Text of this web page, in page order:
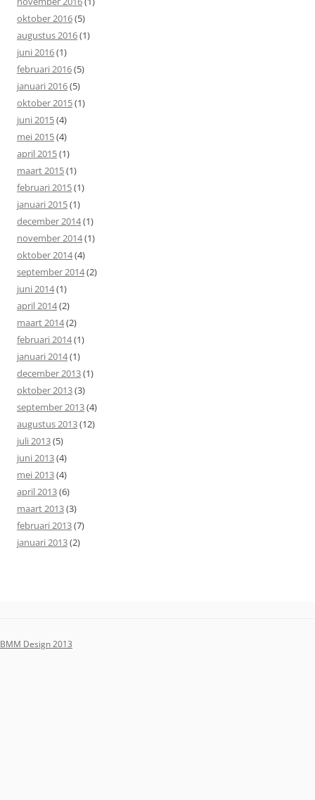
oktober 2016(5)
augustus 2016(1)
juni 2016(1)
februari 2016(5)
januari 2016(5)
oktober 2015(1)
juni 2015(4)
mei 2015(4)
april 2015(1)
maart 2015(1)
februari 2015(1)
januari 2015(1)
december 2014(1)
november 2014(1)
oktober 2014(4)
september 2014(2)
juni 2014(1)
april 2014(2)
maart 2014(2)
februari 2014(1)
januari 2014(1)
december 2013(1)
oktober 2013(3)
september 2013(4)
augustus 2013(12)
juli 2013(5)
juni 2013(4)
mei 2013(4)
april 2013(6)
maart 2013(3)
februari 2013(7)
januari 2013(2)
BMM Design 2013